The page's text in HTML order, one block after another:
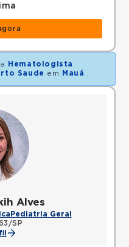
Hematologista
Saude em Mauá
Alves
Pediatria Geral
SP